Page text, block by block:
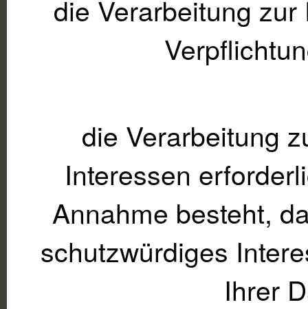
die Verarbeitung
die Verarbeitung
Interessen
Annahme besteht,
schutzwürdiges
Ihrer